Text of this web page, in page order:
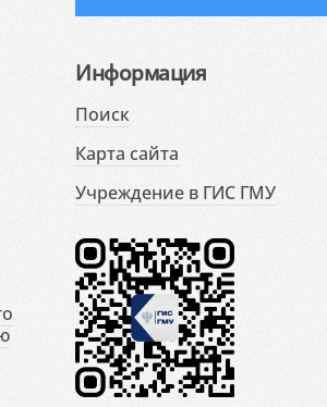
Информация
Поиск
Карта сайта
Учреждение в ГИС ГМУ